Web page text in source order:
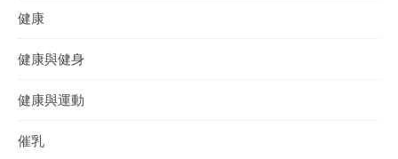
健康
健康與健身
健康與運動
催乳